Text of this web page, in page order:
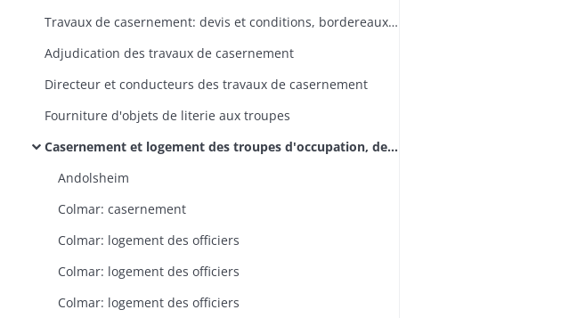
Travaux de casernement: devis et conditions, bordereaux des prix
Adjudication des travaux de casernement
Directeur et conducteurs des travaux de casernement
Fourniture d'objets de literie aux troupes
Casernement et logement des troupes d'occupation, des officiers, des chevaux et du matériel: recherche de locaux, travaux d'appropriation et d'entretien, réclamations, paiement des dépenses, vente des anciennes casernes, des terrains et du matériel (dossiers classés par canton)
Andolsheim
Colmar: casernement
Colmar: logement des officiers
Colmar: logement des officiers
Colmar: logement des officiers